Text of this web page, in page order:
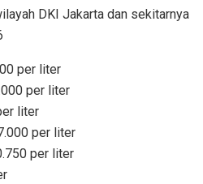
DKI Jakarta dan sekitarnya
per liter
per liter
liter
per liter
per liter